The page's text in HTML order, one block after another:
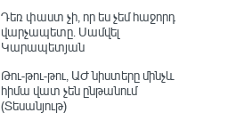
Դեռ փաստ չի, որ ես չեմ հաջորդ
վարչապետը․ Սամվել
Կարապետյան
Թու-թու-թու, ԱԺ նիստերը մինչև
հիմա վատ չեն ընթանում
(Տեսանյութ)